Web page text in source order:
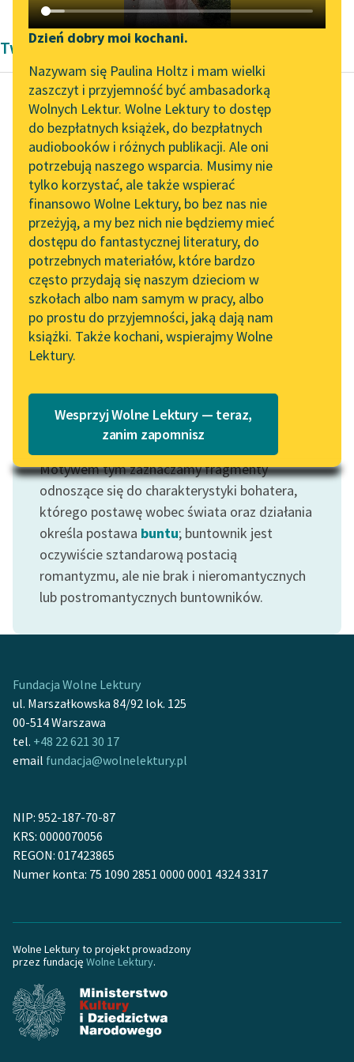
Katalog DAISY
Podkasty o książkach
Zgłoś brak utworu
Aktualności
„Prokurator Alicja Horn”
do słuchania
Byliśmy częścią AI Impact
Lab
Zapraszamy na spotkanie
online z tłumaczkami
literatury skandynawskiej
Spotkanie z Katarzyną
Tunkiel w Oslo
102. lata temu zmarł
Joseph Conrad
Lektury szkolne i klasyka
literatury do słuchania dla
uczennic i uczniów z
niepełnosprawnościami
E-kolekcja lektur
szkolnych i literatury do
słuchania dla uczennic i
uczniów z
niepełnosprawnościami
Feministyczne inspiracje.
feministycznej
Ręce pełne poezji
Kolekcje edukacyjne
twórców przechodzących
Starego Testamentu
Odkurzamy bohaterów
Narzędzia
Mapa Wolnych Lektur
Leśmianator
Przewodnik dla piszących i
czytających
API
OAI-PMH
Widget Wolnych Lektur
Przypisy
Katalog w formacie PDF
O nas
O projekcie
Zespół
Dzień dobry moi kochani.
Nazywam się Paulina Holtz i mam wielki
zaszczyt i przyjemność być ambasadorką
Wolnych Lektur. Wolne Lektury to dostęp
do bezpłatnych książek, do bezpłatnych
audiobooków i różnych publikacji. Ale oni
potrzebują naszego wsparcia. Musimy nie
tylko korzystać, ale także wspierać
finansowo Wolne Lektury, bo bez nas nie
przeżyją, a my bez nich nie będziemy mieć
dostępu do fantastycznej literatury, do
potrzebnych materiałów, które bardzo
często przydają się naszym dzieciom w
szkołach albo nam samym w pracy, albo
po prostu do przyjemności, jaką dają nam
książki. Także kochani, wspierajmy Wolne
Lektury.
Wesprzyj Wolne Lektury — teraz,
zanim zapomnisz
Twórczość Lucy Maud Montgomery
Lucy Maud Montgomery
Ania z Wyspy
— To początek! —
oznajmił triumfalnie. —
Zatrzymam się przed
kościołem i póki tam
ktoś będzie, będę
rozmawiał...
Czytaj więcej
Motyw: Buntownik
Motywem tym zaznaczamy fragmenty
odnoszące się do charakterystyki bohatera,
którego postawę wobec świata oraz działania
określa postawa buntu; buntownik jest
oczywiście sztandarową postacią
romantyzmu, ale nie brak i nieromantycznych
lub postromantycznych buntowników.
Fundacja Wolne Lektury
ul. Marszałkowska 84/92 lok. 125
00-514 Warszawa
tel. +48 22 621 30 17
email fundacja@wolnelektury.pl
NIP: 952-187-70-87
KRS: 0000070056
REGON: 017423865
Numer konta: 75 1090 2851 0000 0001 4324 3317
Wolne Lektury to projekt prowadzony
przez fundację Wolne Lektury.